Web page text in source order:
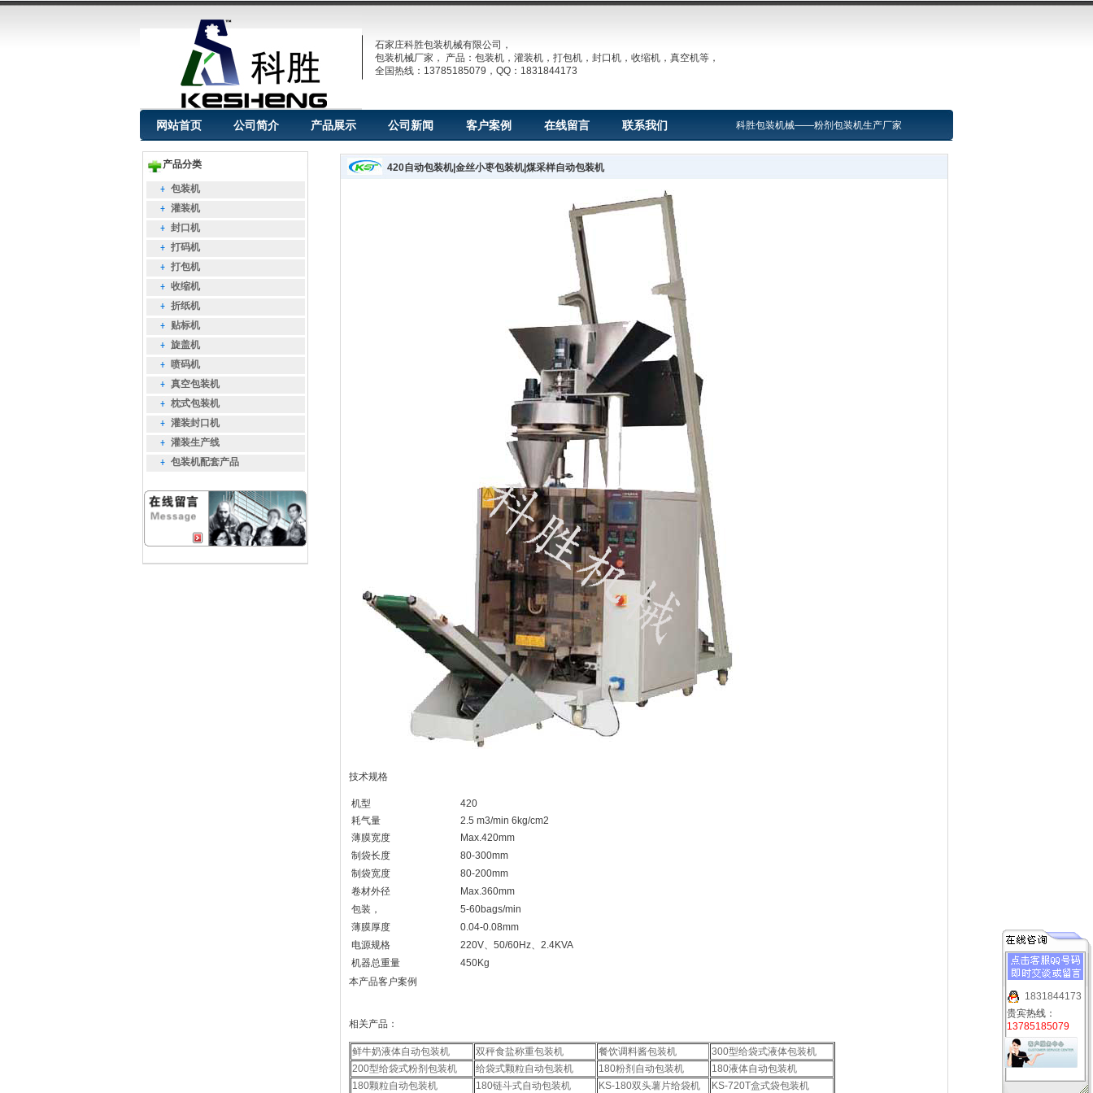
石家庄科胜包装机械有限公司，
包装机械厂家， 产品：包装机，灌装机，打包机，封口机，收缩机，真空机等，
全国热线：13785185079，QQ：1831844173
网站首页 公司简介 产品展示 公司新闻 客户案例 在线留言 联系我们 科胜包装机械——粉剂包装机生产厂家
产品分类
包装机
灌装机
封口机
打码机
打包机
收缩机
折纸机
贴标机
旋盖机
喷码机
真空包装机
枕式包装机
灌装封口机
灌装生产线
包装机配套产品
420自动包装机|金丝小枣包装机|煤采样自动包装机
技术规格
机型
420
耗气量
2.5 m3/min 6kg/cm2
薄膜宽度
Max.420mm
制袋长度
80-300mm
制袋宽度
80-200mm
卷材外径
Max.360mm
包装，
5-60bags/min
薄膜厚度
0.04-0.08mm
电源规格
220V、50/60Hz、2.4KVA
机器总重量
450Kg
本产品客户案例
相关产品：
鲜牛奶液体自动包装机 双秤食盐称重包装机 餐饮调料酱包装机
300型给袋式液体包装机
200型给袋式粉剂包装机
给袋式颗粒自动包装机 180粉剂自动包装机
180液体自动包装机
180颗粒自动包装机
180链斗式自动包装机 KS-180双头薯片给袋机 KS-720T盒式袋包装机
1831844173
贵宾热线：
13785185079